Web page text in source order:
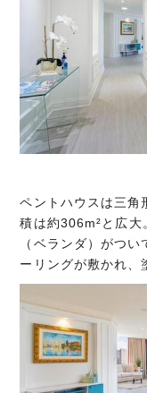
ペントハウスは三角
積は約306m²と広大
（ベランダ）がつ
ーリングが敷かれ、